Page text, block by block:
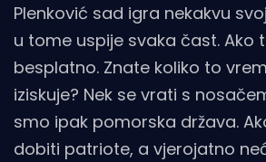
Plenković sad igra nekakvu
u tome uspije svaka čast. Ako
besplatno. Znate koliko to
iziskuje? Nek se vrati s
smo ipak pomorska država.
dobiti patriote, a vjerojatno